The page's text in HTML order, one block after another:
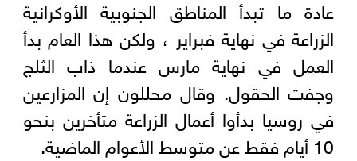
عادة ما تبدأ المناطق الجنوبية الأوكرانية
الزراعة في نهاية فبراير ، ولكن هذا العام بدأ
العمل في نهاية مارس عندما ذاب الثلج
وجفت الحقول. وقال محللون إن المزارعين
في روسيا بدأوا أعمال الزراعة متأخرين بنحو
10 أيام فقط عن متوسط الأعوام الماضية.